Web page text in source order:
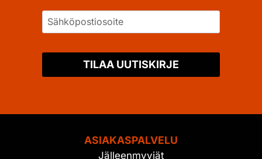
TILAA UUTISKIRJE
ASIAKASPALVELU
Jälleenmyyjät